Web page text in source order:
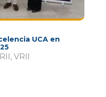
UCA en
, VRII